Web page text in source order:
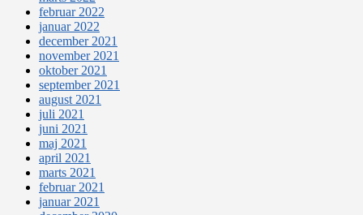
februar 2022
januar 2022
december 2021
november 2021
oktober 2021
september 2021
august 2021
juli 2021
juni 2021
maj 2021
april 2021
marts 2021
februar 2021
januar 2021